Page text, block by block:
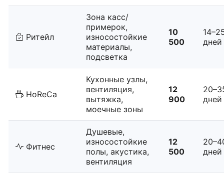
Ритейл
Зона касс/
примерок,
износостойкие
материалы,
подсветка
10
500
дней
HoReCa
Кухонные узлы,
вентиляция,
вытяжка,
моечные зоны
12
900
дней
Фитнес
Душевые,
износостойкие
полы, акустика,
вентиляция
12
500
дней